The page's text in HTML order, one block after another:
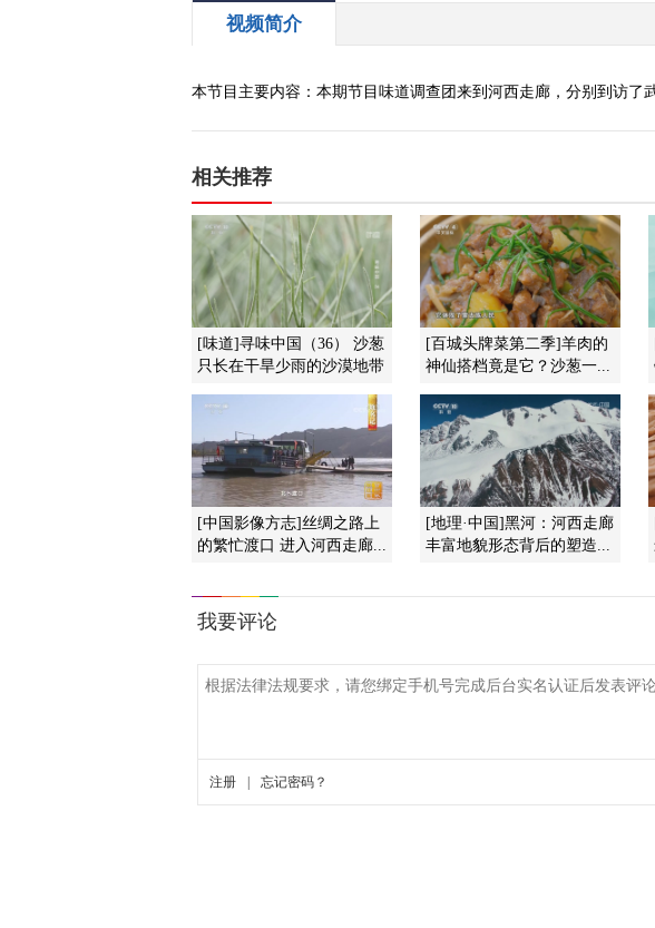
视频简介
本节目主要内容：本期节目味道调查团来到河西走廊，分别到访了
相关推荐
[味道]寻味中国（36） 沙葱
只长在干旱少雨的沙漠地带
[百城头牌菜第二季]羊肉的
神仙搭档竟是它？沙葱一...
[中国影像方志]丝绸之路上
的繁忙渡口 进入河西走廊...
[地理·中国]黑河：河西走廊
丰富地貌形态背后的塑造...